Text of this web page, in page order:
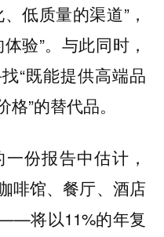
低质量的渠道”，
验”。与此同时，
“既能提供高端品
”的替代品。
份报告中估计，
馆、餐厅、酒店
将以11%的年复